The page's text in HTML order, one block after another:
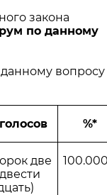
закона
по данному
вопросу
%*
две
)